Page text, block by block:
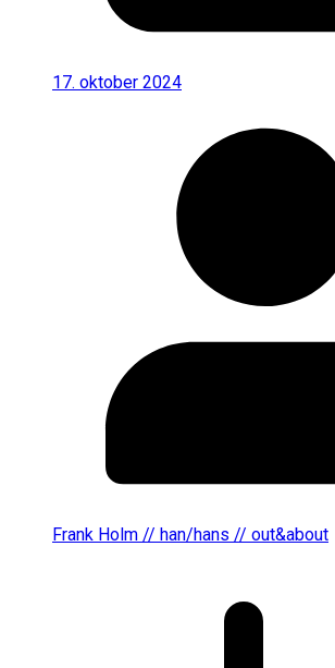
17. oktober 2024
Frank Holm // han/hans // out&about